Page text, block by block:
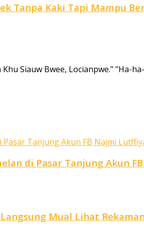
Tanpa Kaki Tapi Mampu
Khu Siauw Bwee, Locianpwe."
di Pasar Tanjung Akun
Mual Lihat